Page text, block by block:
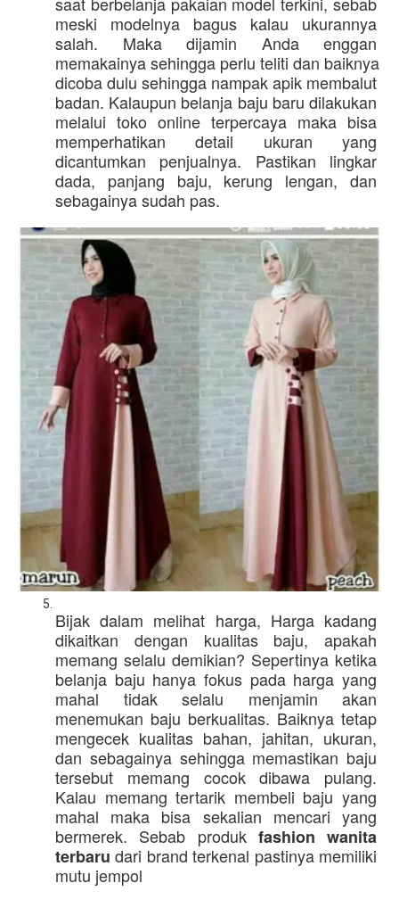
meski modelnya bagus kalau ukurannya
salah. Maka dijamin Anda enggan
memakainya sehingga perlu teliti dan baiknya
dicoba dulu sehingga nampak apik membalut
badan. Kalaupun belanja baju baru dilakukan
melalui toko online terpercaya maka bisa
memperhatikan detail ukuran yang
dicantumkan penjualnya. Pastikan lingkar
dada, panjang baju, kerung lengan, dan
sebagainya sudah pas.
Bijak dalam melihat harga, Harga kadang
dikaitkan dengan kualitas baju, apakah
memang selalu demikian? Sepertinya ketika
belanja baju hanya fokus pada harga yang
mahal tidak selalu menjamin akan
menemukan baju berkualitas. Baiknya tetap
mengecek kualitas bahan, jahitan, ukuran,
dan sebagainya sehingga memastikan baju
tersebut memang cocok dibawa pulang.
Kalau memang tertarik membeli baju yang
mahal maka bisa sekalian mencari yang
bermerek. Sebab produk fashion wanita
terbaru dari brand terkenal pastinya memiliki
mutu jempol